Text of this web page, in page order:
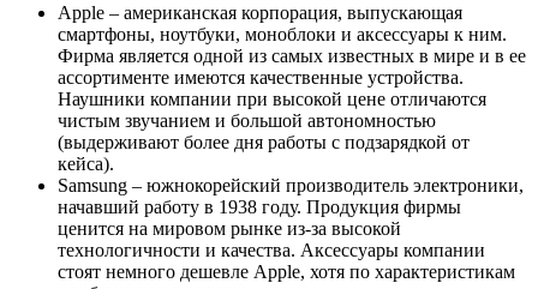
Apple – американская корпорация, выпускающая
смартфоны, ноутбуки, моноблоки и аксессуары к ним.
Фирма является одной из самых известных в мире и в ее
ассортименте имеются качественные устройства.
Наушники компании при высокой цене отличаются
чистым звучанием и большой автономностью
(выдерживают более дня работы с подзарядкой от
кейса).
Samsung – южнокорейский производитель электроники,
начавший работу в 1938 году. Продукция фирмы
ценится на мировом рынке из-за высокой
технологичности и качества. Аксессуары компании
стоят немного дешевле Apple, хотя по характеристикам